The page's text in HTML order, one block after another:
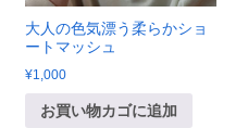
大人の色気漂う柔らかショ
ートマッシュ
¥1,000
お買い物カゴに追加